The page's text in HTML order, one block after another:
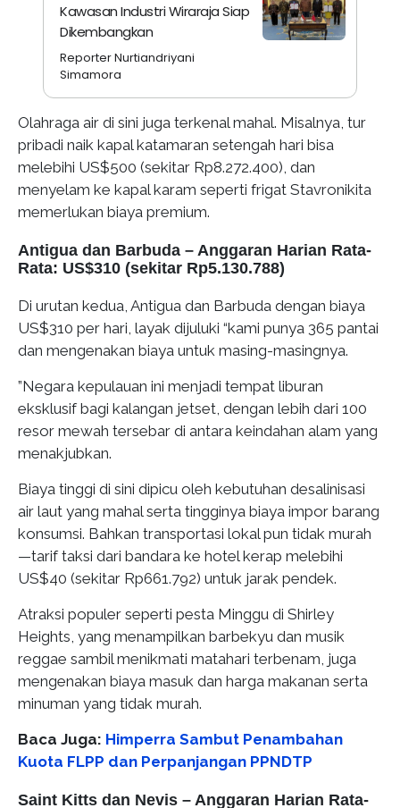
Kawasan Industri Wiraraja Siap
Dikembangkan
Reporter Nurtiandriyani
Simamora
Olahraga air di sini juga terkenal mahal. Misalnya, tur
pribadi naik kapal katamaran setengah hari bisa
melebihi US$500 (sekitar Rp8.272.400), dan
menyelam ke kapal karam seperti frigat Stavronikita
memerlukan biaya premium.
Antigua dan Barbuda – Anggaran Harian Rata-
Rata: US$310 (sekitar Rp5.130.788)
Di urutan kedua, Antigua dan Barbuda dengan biaya
US$310 per hari, layak dijuluki “kami punya 365 pantai
dan mengenakan biaya untuk masing-masingnya.
”Negara kepulauan ini menjadi tempat liburan
eksklusif bagi kalangan jetset, dengan lebih dari 100
resor mewah tersebar di antara keindahan alam yang
menakjubkan.
Biaya tinggi di sini dipicu oleh kebutuhan desalinisasi
air laut yang mahal serta tingginya biaya impor barang
konsumsi. Bahkan transportasi lokal pun tidak murah
—tarif taksi dari bandara ke hotel kerap melebihi
US$40 (sekitar Rp661.792) untuk jarak pendek.
Atraksi populer seperti pesta Minggu di Shirley
Heights, yang menampilkan barbekyu dan musik
reggae sambil menikmati matahari terbenam, juga
mengenakan biaya masuk dan harga makanan serta
minuman yang tidak murah.
Baca Juga: Himperra Sambut Penambahan
Kuota FLPP dan Perpanjangan PPNDTP
Saint Kitts dan Nevis – Anggaran Harian Rata-